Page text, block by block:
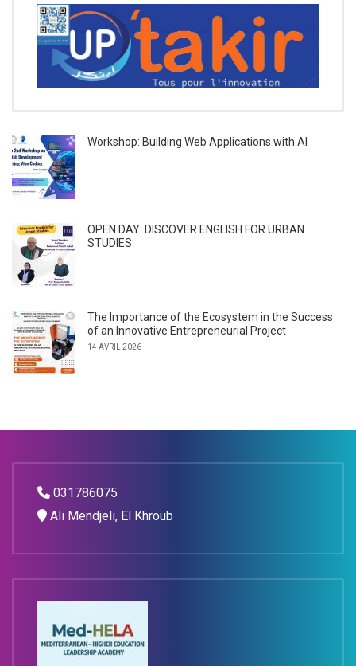
Workshop: Building Web Applications with AI
OPEN DAY: DISCOVER ENGLISH FOR URBAN
STUDIES
The Importance of the Ecosystem in the Success
of an Innovative Entrepreneurial Project
14 AVRIL 2026
031786075
Ali Mendjeli, El Khroub